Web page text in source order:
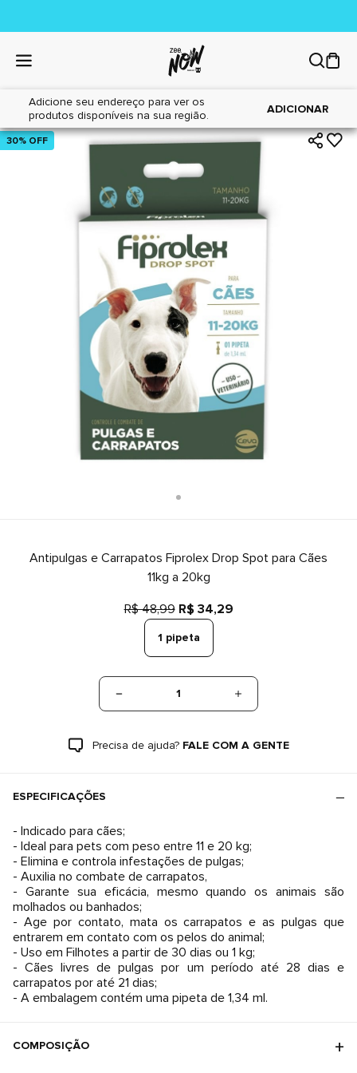
Adicione seu endereço para ver os
produtos disponíveis na sua região.
ADICIONAR
Home|Cães|Farmácia
30% OFF
Antipulgas e Carrapatos Fiprolex Drop Spot para Cães
11kg a 20kg
R$ 48,99 R$ 34,29
1 pipeta
1
Precisa de ajuda? FALE COM A GENTE
ESPECIFICAÇÕES
- Indicado para cães;
- Ideal para pets com peso entre 11 e 20 kg;
- Elimina e controla infestações de pulgas;
- Auxilia no combate de carrapatos,
- Garante sua eficácia, mesmo quando os animais são
molhados ou banhados;
- Age por contato, mata os carrapatos e as pulgas que
entrarem em contato com os pelos do animal;
- Uso em Filhotes a partir de 30 dias ou 1 kg;
- Cães livres de pulgas por um período até 28 dias e
carrapatos por até 21 dias;
- A embalagem contém uma pipeta de 1,34 ml.
COMPOSIÇÃO